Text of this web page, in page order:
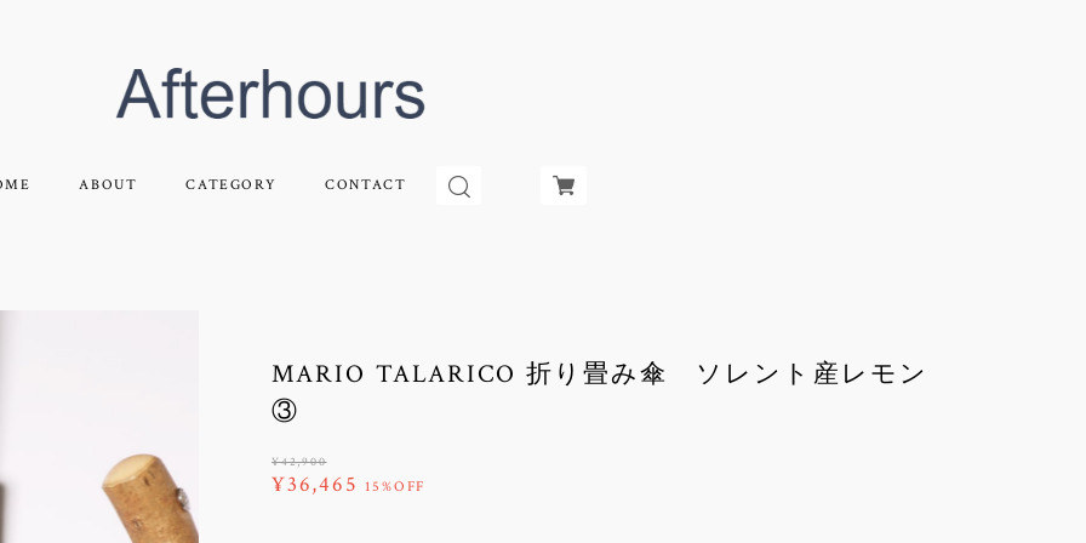
ABOUT CATEGORY CONTACT
MARIO TALARICO 折り畳み傘 ソレント産レモン
③
¥42,900
¥36,465 15%OFF